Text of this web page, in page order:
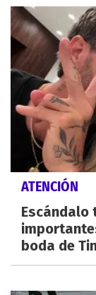
ATENCIÓN
Escándalo
boda de